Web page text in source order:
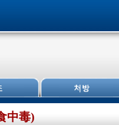
中毒)